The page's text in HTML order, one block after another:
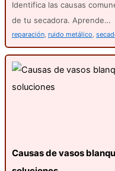
Identifica las causas
de tu secadora. Aprende…
reparación, ruido metálico,
Causas de vasos